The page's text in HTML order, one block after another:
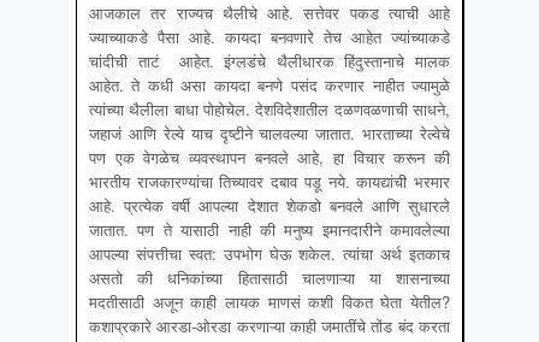
आजकाल तर राज्यच थैलीचे आहे. सत्तेवर पकड त्याची आहे
ज्याच्याकडे पैसा आहे. कायदा बनवणारे तेच आहेत ज्यांच्याकडे
चांदीची ताटं आहेत. इंग्लडंचे थैलीधारक हिंदुस्तानाचे मालक
आहेत. ते कधी असा कायदा बनणे पसंद करणार नाहीत ज्यामुळे
त्यांच्या थैलीला बाधा पोहोचेल. देशविदेशातील दळणवळणाची साधने,
जहाजं आणि रेल्वे याच दृष्टीने चालवल्या जातात. भारताच्या रेल्वेचे
पण एक वेगळेच व्यवस्थापन बनवले आहे, हा विचार करून की
भारतीय राजकारण्यांचा तिच्यावर दबाव पडू नये. कायद्यांची भरमार
आहे. प्रत्येक वर्षी आपल्या देशात शेकडो बनवले आणि सुधारले
जातात. पण ते यासाठी नाही की मनुष्य इमानदारीने कमावलेल्या
आपल्या संपत्तीचा स्वत: उपभोग घेऊ शकेल. त्यांचा अर्थ इतकाच
असतो की धनिकांच्या हितासाठी चालणाऱ्या या शासनाच्या
मदतीसाठी अजून काही लायक माणसं कशी विकत घेता येतील?
कशाप्रकारे आरडा-ओरडा करणाऱ्या काही जमातींचे तोंड बंद करता